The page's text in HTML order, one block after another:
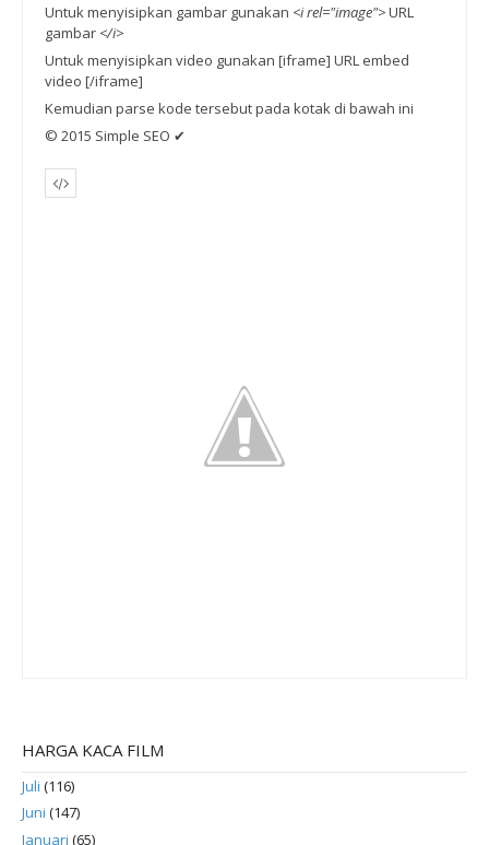
Untuk menyisipkan gambar gunakan <i rel="image">URL
gambar </i>
Untuk menyisipkan video gunakan [iframe] URL embed
video [/iframe]
Kemudian parse kode tersebut pada kotak di bawah ini
© 2015 Simple SEO ✔
HARGA KACA FILM
Juli (116)
Juni (147)
Januari (65)